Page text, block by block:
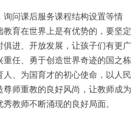
问课后服务课程结构设置等情
育在世界上是有优势的，要坚定
进、开放发展，让孩子们有更广
任、勇于创造世界奇迹的国之栋
、为国育才的初心使命，以人民
师重教的良好风尚，让教师成为
教师不断涌现的良好局面。